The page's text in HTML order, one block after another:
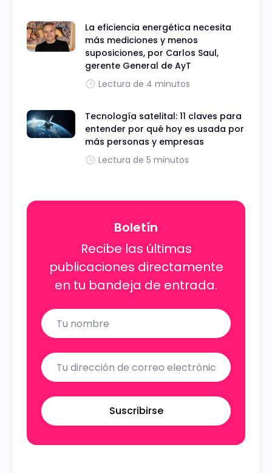
La eficiencia energética necesita
más mediciones y menos
suposiciones, por Carlos Saul,
gerente General de AyT
Lectura de 4 minutos
Tecnología satelital: 11 claves para
entender por qué hoy es usada por
más personas y empresas
Lectura de 5 minutos
Boletín
Recibe las últimas
publicaciones directamente
en tu bandeja de entrada.
Name
Email
Suscribirse